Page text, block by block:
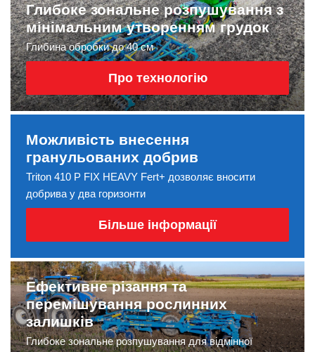
Ефективне різання та
перемішування рослинних
залишків
Глибоке зональне розпушування для відмінної
Глибоке зональне розпушування з
мінімальним утворенням грудок
Глибина обробки до 40 см
Про технологію
Можливість внесення
гранульованих добрив
Triton 410 P FIX HEAVY Fert+ дозволяє вносити
добрива у два горизонти
Більше інформації